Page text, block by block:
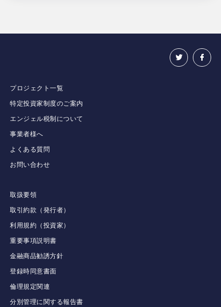
プロジェクト一覧
特定投資家制度のご案内
エンジェル税制について
事業者様へ
よくある質問
お問い合わせ
取扱要領
取引約款（発行者）
利用規約（投資家）
重要事項説明書
金融商品勧誘方針
登録時同意書面
倫理規定関連
分別管理に関する報告書